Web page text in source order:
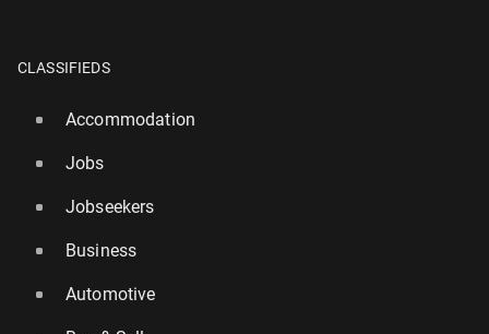
CLASSIFIEDS
Accommodation
Jobs
Jobseekers
Business
Automotive